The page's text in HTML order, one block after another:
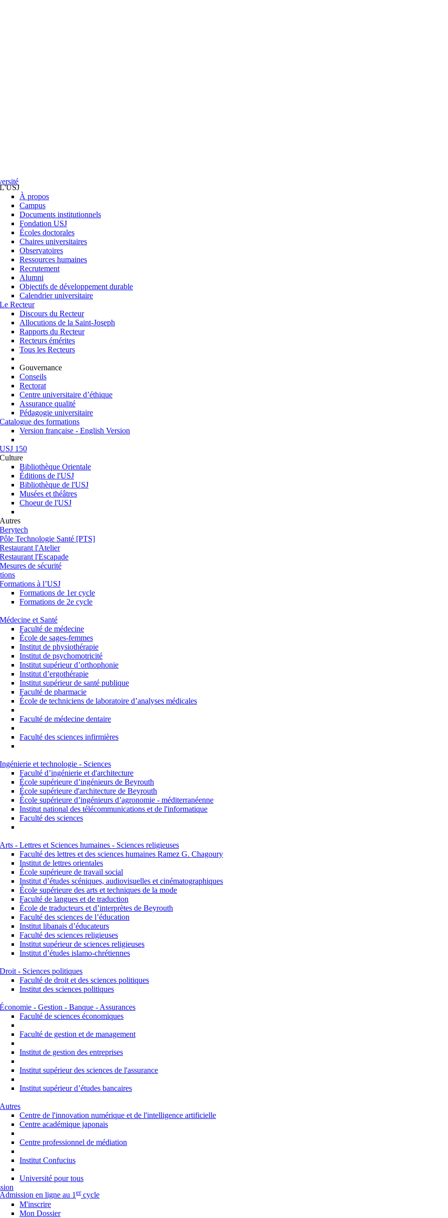
L'USJ
À propos
Campus
Documents institutionnels
Fondation USJ
Écoles doctorales
Chaires universitaires
Observatoires
Ressources humaines
Recrutement
Alumni
Objectifs de développement durable
Calendrier universitaire
Le Recteur
Discours du Recteur
Allocutions de la Saint-Joseph
Rapports du Recteur
Recteurs émérites
Tous les Recteurs
Gouvernance
Conseils
Rectorat
Centre universitaire d’éthique
Assurance qualité
Pédagogie universitaire
Catalogue des formations
Version française - English Version
USJ 150
Culture
Bibliothèque Orientale
Éditions de l'USJ
Bibliothèque de l'USJ
Musées et théâtres
Choeur de l'USJ
Autres
Berytech
Pôle Technologie Santé [PTS]
Restaurant l'Atelier
Restaurant l'Escapade
Mesures de sécurité
Formations à l’USJ
Formations de 1er cycle
Formations de 2e cycle
Médecine et Santé
Faculté de médecine
École de sages-femmes
Institut de physiothérapie
Institut de psychomotricité
Institut supérieur d’orthophonie
Institut d’ergothérapie
Institut supérieur de santé publique
Faculté de pharmacie
École de techniciens de laboratoire d’analyses médicales
Faculté de médecine dentaire
Faculté des sciences infirmières
Ingénierie et technologie - Sciences
Faculté d’ingénierie et d'architecture
École supérieure d’ingénieurs de Beyrouth
École supérieure d'architecture de Beyrouth
École supérieure d’ingénieurs d’agronomie - méditerranéenne
Institut national des télécommunications et de l'informatique
Faculté des sciences
Arts - Lettres et Sciences humaines - Sciences religieuses
Faculté des lettres et des sciences humaines Ramez G. Chagoury
Institut de lettres orientales
École supérieure de travail social
Institut d’études scéniques, audiovisuelles et cinématographiques
École supérieure des arts et techniques de la mode
Faculté de langues et de traduction
École de traducteurs et d’interprètes de Beyrouth
Faculté des sciences de l’éducation
Institut libanais d’éducateurs
Faculté des sciences religieuses
Institut supérieur de sciences religieuses
Institut d’études islamo-chrétiennes
Droit - Sciences politiques
Faculté de droit et des sciences politiques
Institut des sciences politiques
Économie - Gestion - Banque - Assurances
Faculté de sciences économiques
Faculté de gestion et de management
Institut de gestion des entreprises
Institut supérieur des sciences de l'assurance
Institut supérieur d’études bancaires
Autres
Centre de l'innovation numérique et de l'intelligence artificielle
Centre académique japonais
Centre professionnel de médiation
Institut Confucius
Université pour tous
Admission en ligne au 1ercycle
M'inscrire
Mon Dossier